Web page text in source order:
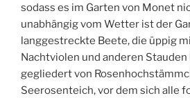
sodass es im Garten von Monet
unabhängig vom Wetter ist der
langgestreckte Beete, die üppig
Nachtviolen und anderen
gegliedert von
Seerosenteich, vor dem sich alle